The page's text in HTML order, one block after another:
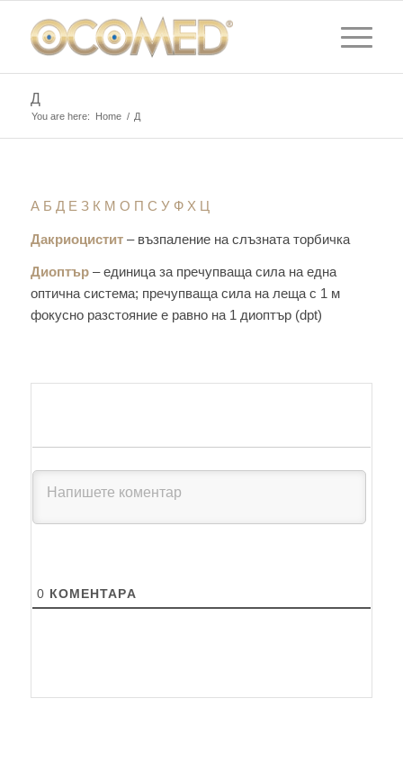
Д
You are here: Home / Д
А Б Д Е З К М O П С У Ф Х Ц
Дакриоцистит – възпаление на слъзната торбичка
Диоптър– единица за пречупваща сила на една
оптична система; пречупваща сила на леща с 1 м
фокусно разстояние е равно на 1 диоптър (dpt)
0 КОМЕНТАРA